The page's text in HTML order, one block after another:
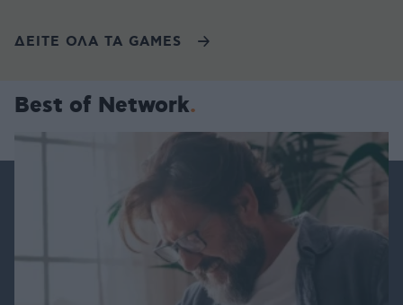
ΔΕΙΤΕ ΟΛΑ ΤΑ GAMES
Best of Network